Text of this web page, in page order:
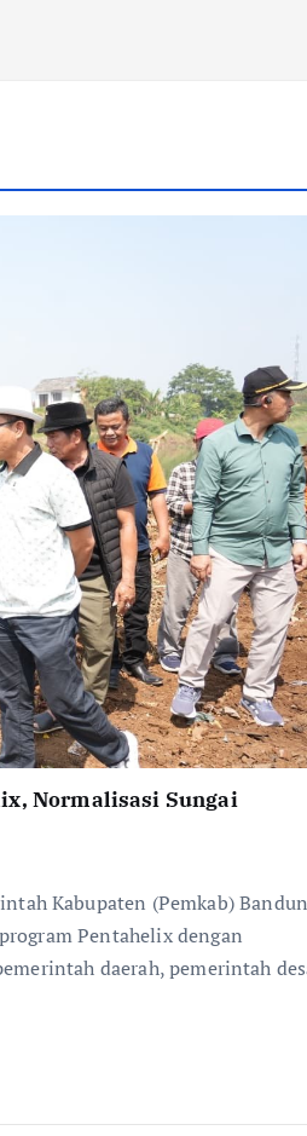
Normalisasi Sungai
Kabupaten (Pemkab)
Pentahelix dengan
daerah, pemerintah